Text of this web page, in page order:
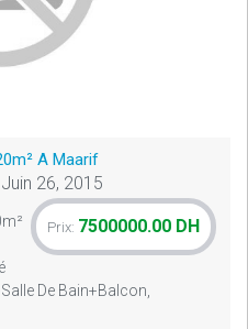
A Maarif
Juin 26, 2015
Prix: 7500000.00 DH
De Bain+balcon,